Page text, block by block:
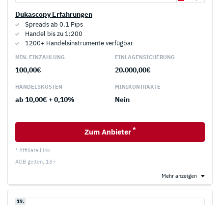
Dukascopy Erfahrungen
Spreads ab 0,1 Pips
Handel bis zu 1:200
1200+ Handelsinstrumente verfügbar
MIN. EINZAHLUNG
100,00€
EINLAGEN­SICHERUNG
20.000,00€
HANDELS­KOSTEN
ab 10,00€ + 0,10%
MINI­KONTRAKTE
Nein
Zum Anbieter *
* Affiliate Link
AGB gelten, 18+
Mehr anzeigen
19.